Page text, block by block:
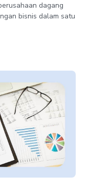
dagang
bisnis dalam satu